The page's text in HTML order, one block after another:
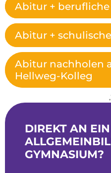
Abitur +
Abitur +
Abitur nachholen
Hellweg-Kolleg
DIREKT AN EIN
GYMNASIUM?